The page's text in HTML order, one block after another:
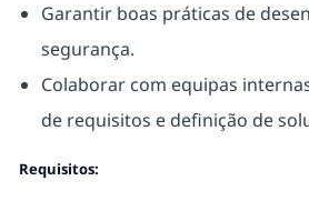
Garantir boas práticas de
segurança.
Colaborar com equipas
de requisitos e definição de
Requisitos: